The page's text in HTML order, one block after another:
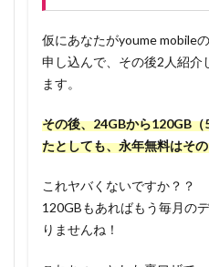
仮にあなたがyoume mobile
申し込んで、その後2人紹介
ます。
その後、24GBから120GB
たとしても、永年無料はそ
これヤバくないですか？？
120GBもあればもう毎月の
りませんね！